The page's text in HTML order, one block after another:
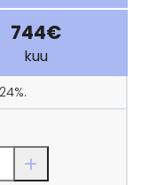
744€
kuu